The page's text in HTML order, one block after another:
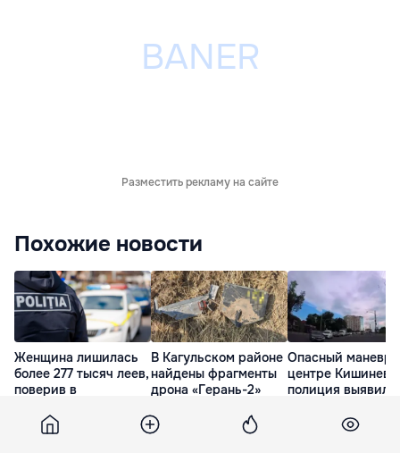
Разместить рекламу на сайте
Похожие новости
Женщина лишилась
более 277 тысяч леев,
поверив в
платформу»
В Кагульском районе
найдены фрагменты
дрона «Герань-2»
Опасный маневр
центре Кишинева:
полиция выявила
вчера